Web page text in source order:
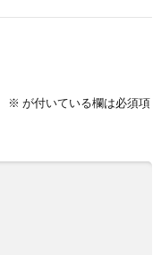
※ が付いている欄は必須項